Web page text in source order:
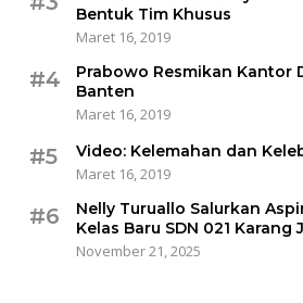
Bentuk Tim Khusus
Maret 16, 2019
#4
Prabowo Resmikan Kantor
Banten
Maret 16, 2019
#5
Video: Kelemahan dan
Maret 16, 2019
#6
Nelly Turuallo Salurkan
Kelas Baru SDN 021 Karang
November 21, 2025